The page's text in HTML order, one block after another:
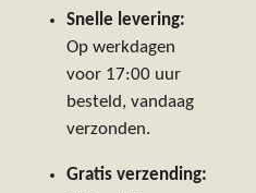
Snelle levering:
Op werkdagen
voor 17:00 uur
besteld, vandaag
verzonden.
Gratis verzending: